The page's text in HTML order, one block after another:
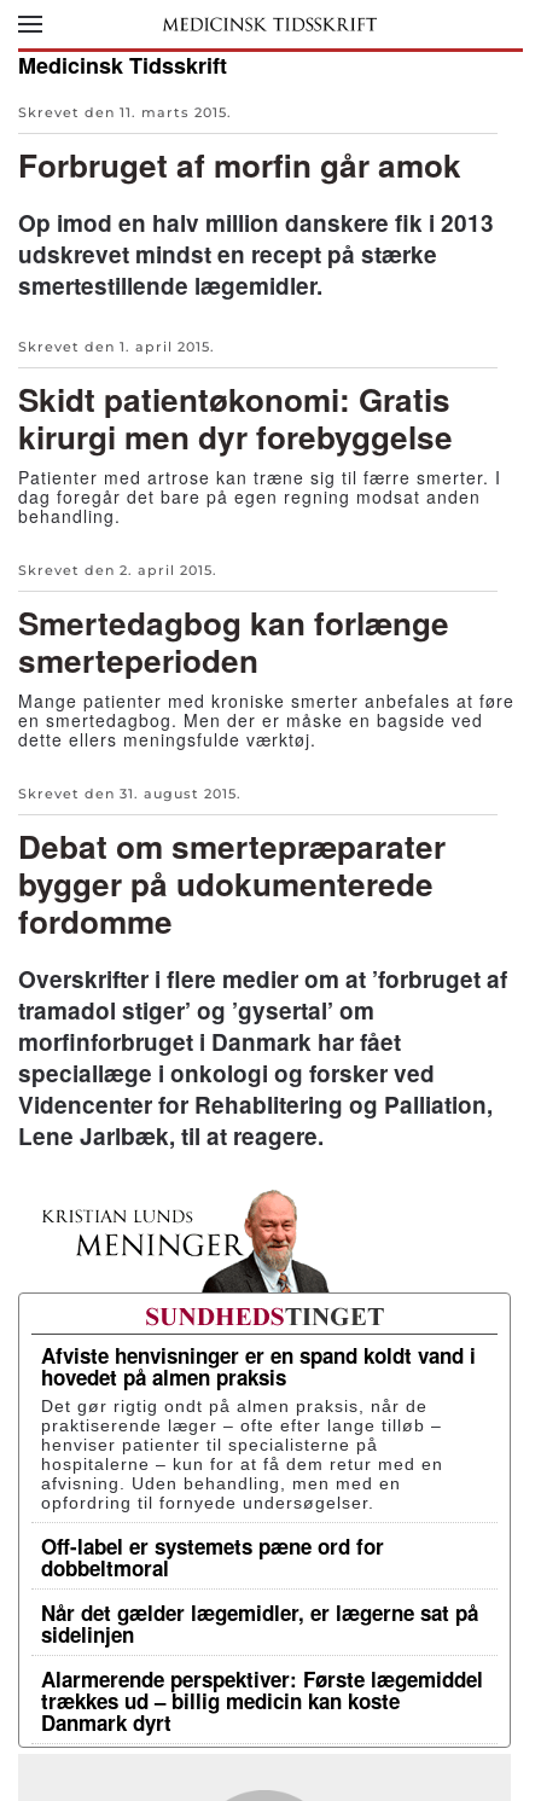
Skip to main content
Medicinsk Tidsskrift
Skrevet den 11. marts 2015.
Forbruget af morfin går amok
Op imod en halv million danskere fik i 2013
udskrevet mindst en recept på stærke
smertestillende lægemidler.
Skrevet den 1. april 2015.
Skidt patientøkonomi: Gratis
kirurgi men dyr forebyggelse
Patienter med artrose kan træne sig til færre smerter. I
dag foregår det bare på egen regning modsat anden
behandling.
Skrevet den 2. april 2015.
Smertedagbog kan forlænge
smerteperioden
Mange patienter med kroniske smerter anbefales at føre
en smertedagbog. Men der er måske en bagside ved
dette ellers meningsfulde værktøj.
Skrevet den 31. august 2015.
Debat om smertepræparater
bygger på udokumenterede
fordomme
Overskrifter i flere medier om at ’forbruget af
tramadol stiger’ og ’gysertal’ om
morfinforbruget i Danmark har fået
speciallæge i onkologi og forsker ved
Videncenter for Rehablitering og Palliation,
Lene Jarlbæk, til at reagere.
Afviste henvisninger er en spand koldt vand i
hovedet på almen praksis
Det gør rigtig ondt på almen praksis, når de
praktiserende læger – ofte efter lange tilløb –
henviser patienter til specialisterne på
hospitalerne – kun for at få dem retur med en
afvisning. Uden behandling, men med en
opfordring til fornyede undersøgelser.
Off-label er systemets pæne ord for
dobbeltmoral
Når det gælder lægemidler, er lægerne sat på
sidelinjen
Alarmerende perspektiver: Første lægemiddel
trækkes ud – billig medicin kan koste
Danmark dyrt